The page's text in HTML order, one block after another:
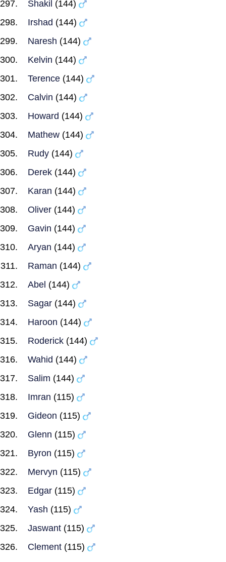
Shakil (144)
Irshad (144)
Naresh (144)
Kelvin (144)
Terence (144)
Calvin (144)
Howard (144)
Mathew (144)
Rudy (144)
Derek (144)
Karan (144)
Oliver (144)
Gavin (144)
Aryan (144)
Raman (144)
Abel (144)
Sagar (144)
Haroon (144)
Roderick (144)
Wahid (144)
Salim (144)
Imran (115)
Gideon (115)
Glenn (115)
Byron (115)
Mervyn (115)
Edgar (115)
Yash (115)
Jaswant (115)
Clement (115)